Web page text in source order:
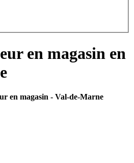
en magasin en
en magasin - Val-de-Marne